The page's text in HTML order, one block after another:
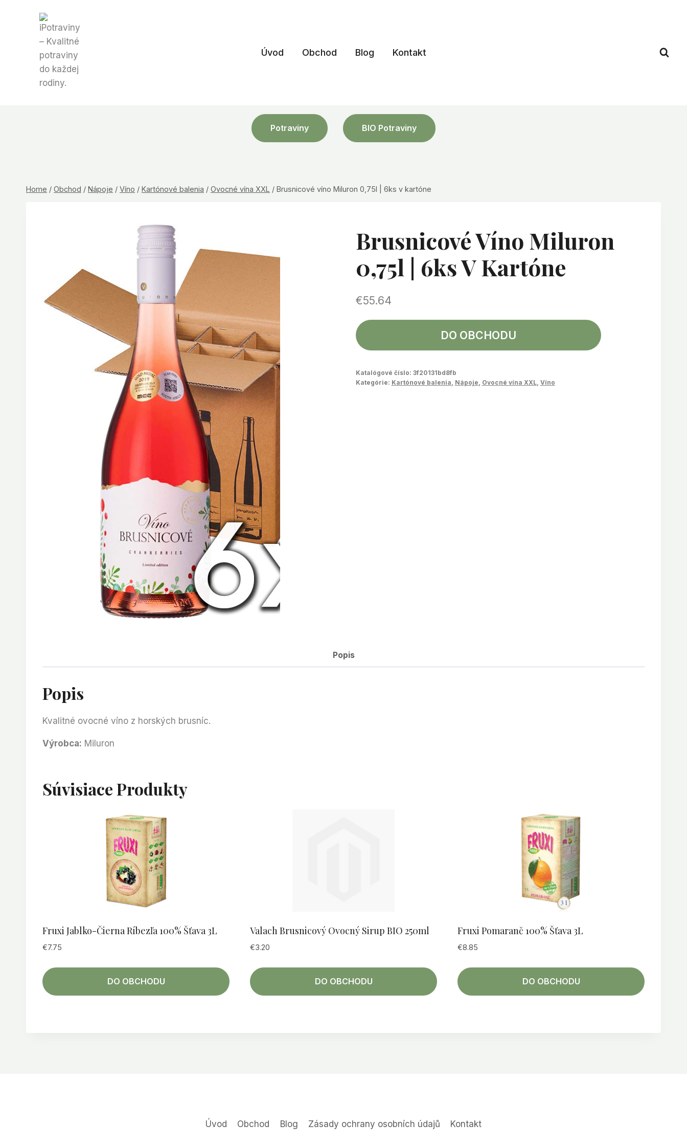
Úvod Obchod Blog Kontakt
Potraviny BIO Potraviny
Home / Obchod / Nápoje / Víno / Kartónové balenia / Ovocné vína XXL / Brusnicové víno Miluron 0,75l | 6ks v kartóne
Brusnicové Víno Miluron
0,75l | 6ks V Kartóne
€55.64
DO OBCHODU
Katalógové číslo: 3f20131bd8fb
Kategórie: Kartónové balenia Nápoje Ovocné vína XXL, Víno
Popis
Popis
Kvalitné ovocné víno z horských brusníc.
Výrobca: Miluron
Súvisiace Produkty
Fruxi Jablko-Čierna Ríbezľa 100% Šťava 3L
€7.75
DO OBCHODU
Valach Brusnicový Ovocný Sirup BIO 250ml
€3.20
DO OBCHODU
Fruxi Pomaranč 100% Šťava 3L
€8.85
DO OBCHODU
Úvod Obchod Blog Zásady ochrany osobních údajů Kontakt